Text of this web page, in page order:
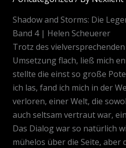
Shadow and Storms: Die
Band 4 | Helen Scheuerer
Trotz des
Umsetzung flach, ließ mich
stellte die einst so große
ich las, fand ich mich in der
verloren, einer Welt, die
auch seltsam vertraut war,
Das Dialog war so natürlich
mühelos über die Seite, aber